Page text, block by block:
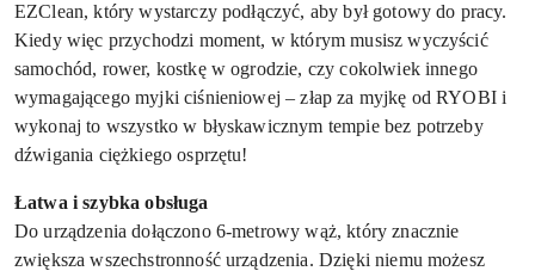
EZClean, który wystarczy podłączyć, aby był gotowy do pracy.
Kiedy więc przychodzi moment, w którym musisz wyczyścić
samochód, rower, kostkę w ogrodzie, czy cokolwiek innego
wymagającego myjki ciśnieniowej – złap za myjkę od RYOBI i
wykonaj to wszystko w błyskawicznym tempie bez potrzeby
dźwigania ciężkiego osprzętu!
Łatwa i szybka obsługa
Do urządzenia dołączono 6-metrowy wąż, który znacznie
zwiększa wszechstronność urządzenia. Dzięki niemu możesz